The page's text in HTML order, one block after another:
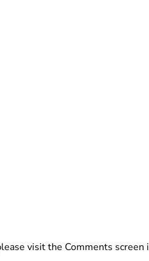
visit the Comments screen